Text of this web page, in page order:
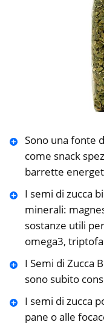
Sono una fonte
come snack
barrette
I semi di zucca
minerali:
sostanze utili
omega3,
I Semi di Zucca
sono subito
I semi di zucca
pane o alle